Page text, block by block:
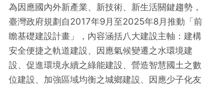
為因應國內外新產業、新技術、新生活關鍵趨勢，
臺灣政府規劃自2017年9月至2025年8月推動「前
瞻基礎建設計畫」，內容涵括八大建設主軸：建構
安全便捷之軌道建設、因應氣候變遷之水環境建
設、促進環境永續之綠能建設、營造智慧國土之數
位建設、加強區域均衡之城鄉建設、因應少子化友